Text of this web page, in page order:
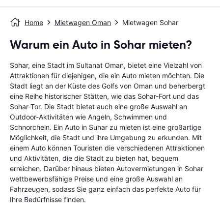
Home Mietwagen Oman Mietwagen Sohar
Warum ein Auto in Sohar mieten?
Sohar, eine Stadt im Sultanat Oman, bietet eine Vielzahl von
Attraktionen für diejenigen, die ein Auto mieten möchten. Die
Stadt liegt an der Küste des Golfs von Oman und beherbergt
eine Reihe historischer Stätten, wie das Sohar-Fort und das
Sohar-Tor. Die Stadt bietet auch eine große Auswahl an
Outdoor-Aktivitäten wie Angeln, Schwimmen und
Schnorcheln. Ein Auto in Suhar zu mieten ist eine großartige
Möglichkeit, die Stadt und ihre Umgebung zu erkunden. Mit
einem Auto können Touristen die verschiedenen Attraktionen
und Aktivitäten, die die Stadt zu bieten hat, bequem
erreichen. Darüber hinaus bieten Autovermietungen in Sohar
wettbewerbsfähige Preise und eine große Auswahl an
Fahrzeugen, sodass Sie ganz einfach das perfekte Auto für
Ihre Bedürfnisse finden.